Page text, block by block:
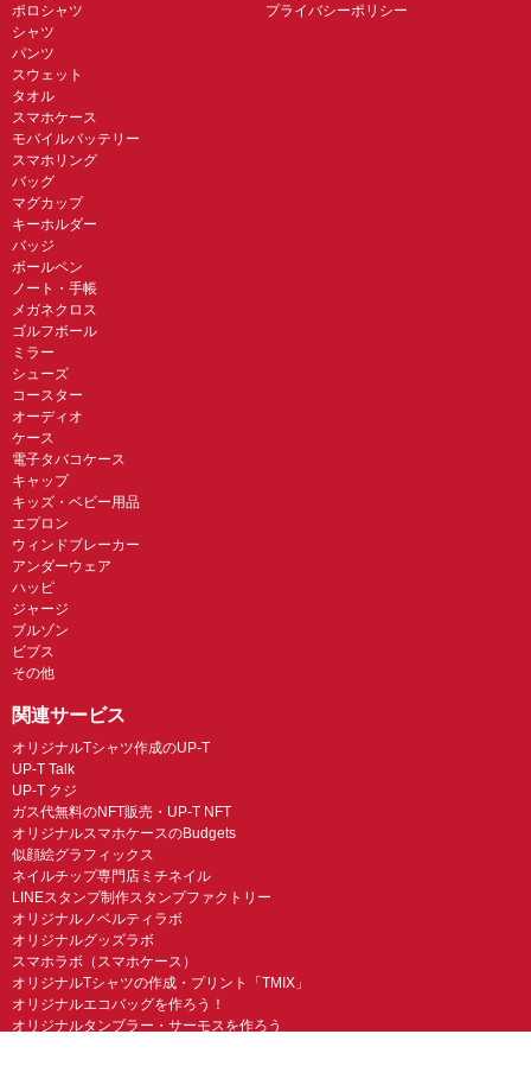
ポロシャツ
シャツ
パンツ
スウェット
タオル
スマホケース
モバイルバッテリー
スマホリング
バッグ
マグカップ
キーホルダー
バッジ
ボールペン
ノート・手帳
メガネクロス
ゴルフボール
ミラー
シューズ
コースター
オーディオ
ケース
電子タバコケース
キャップ
キッズ・ベビー用品
エプロン
ウィンドブレーカー
アンダーウェア
ハッピ
ジャージ
ブルゾン
ビブス
その他
プライバシーポリシー
関連サービス
オリジナルTシャツ作成のUP-T
UP-T Talk
UP-T クジ
ガス代無料のNFT販売・UP-T NFT
オリジナルスマホケースのBudgets
似顔絵グラフィックス
ネイルチップ専門店ミチネイル
LINEスタンプ制作スタンプファクトリー
オリジナルノベルティラボ
オリジナルグッズラボ
スマホラボ（スマホケース）
オリジナルTシャツの作成・プリント「TMIX」
オリジナルエコバッグを作ろう！
オリジナルタンブラー・サーモスを作ろう